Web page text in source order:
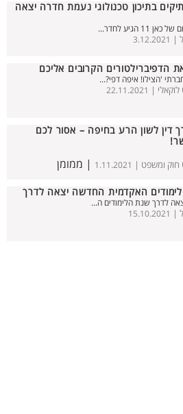
בתיכון טכנולוגי נעמת חדרה יצאה
11 הגיע לחדר...
|
3.12.2021
הדפיברילטורים הקרובים אליכם
'הצילו! איפה דפי?...
|
22.11.2021
דין לשון הרע בחיפה – אסור לכם
ומשפט | 1.11.2021 | ממומן
האקדמית החדשה יצאה לדרך
לדרך שנת הלימודים ה...
|
15.10.2021